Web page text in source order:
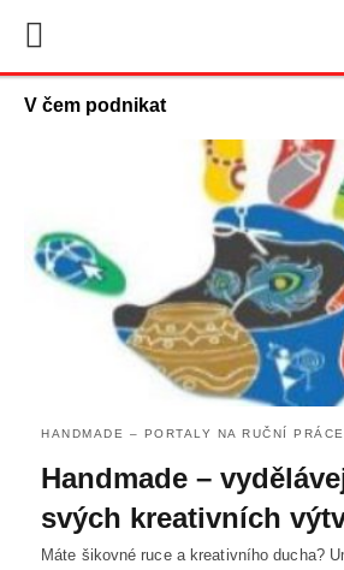
V čem podnikat
HANDMADE – PORTALY NA RUČNÍ PRÁCE
Handmade –
svých kreativních
Máte šikovné ruce a kreativního ducha?